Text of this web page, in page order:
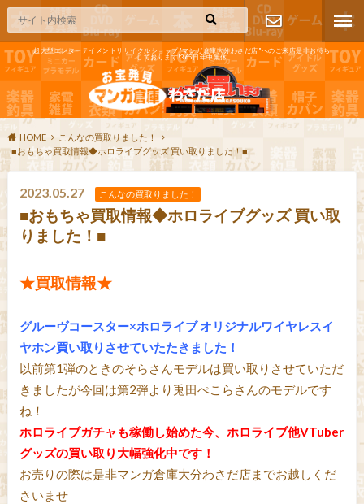
超大型エンターテイメントリサイクルショップ"マンガ倉庫大分わさだ店"へのご来店是非お待ち
しております!365日年中無休
お問い合わ
せ
HOME
こんなの買取りました！
■おもちゃ買取情報◆ホロライブグッズ 買い取りました！■
2023.05.27 こんなの買取りました！
■おもちゃ買取情報◆ホロライブグッズ 買い取
りました！■
★買取情報★
グルーヴコースター×ホロライブ オリジナルワイヤレスイ
ヤホン買い取りさせていたたきました！
以前第1弾のときのそらさんモデルは買い取りさせていただ
きましたが今回は第2弾より兎田ぺこらさんのモデルです
ね！
ホロライブガチャも稼働し始めた今、ホロライブ他VTuber
グッズの買い取り大幅強化中です！
お売りの際は是非マンガ倉庫大分わさだ店までお越しくだ
さいませ